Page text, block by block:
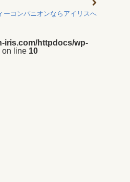
ーコンパニオンならアイリスへ
iris.com/httpdocs/wp-
on line 10